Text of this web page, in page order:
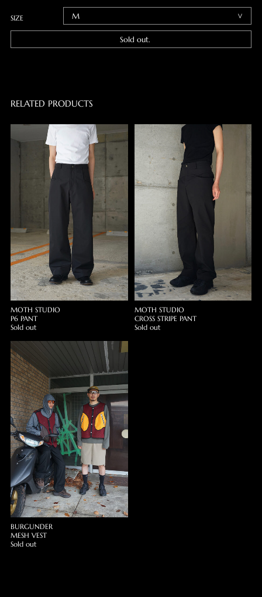
SIZE
Sold out.
RELATED PRODUCTS
MOTH STUDIO
P6 PANT
Sold out
MOTH STUDIO
CROSS STRIPE PANT
Sold out
BURGUNDER
MESH VEST
Sold out